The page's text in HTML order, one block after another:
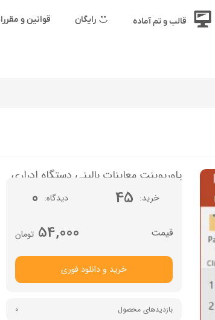
قالب و تم آماده رایگان قوانین و
پاورپوینت معاینات بالینی دستگاه ادراری
خرید 45 دیدگاه 0
تومان54,000
خرید و دانلود فوری
بازدیدهای محصول 0